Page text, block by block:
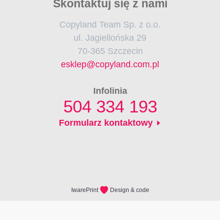
Skontaktuj się z nami
Copyland Team Sp. z o.o.
ul. Jagiellońska 29
70-365 Szczecin
esklep@copyland.com.pl
Infolinia
504 334 193
Formularz kontaktowy